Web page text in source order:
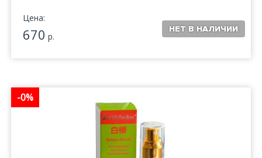
Цена:
670 р.
-0%